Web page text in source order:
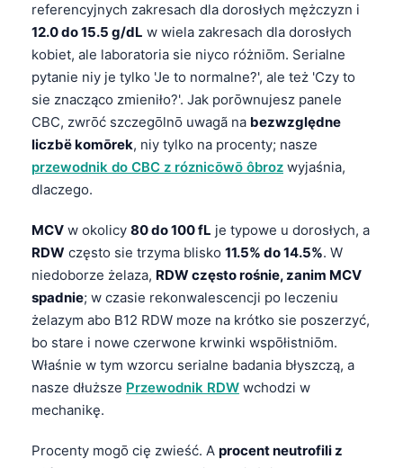
referencyjnych zakresach dla dorosłych mężczyzn i
12.0 do 15.5 g/dL w wiela zakresach dla dorosłych
kobiet, ale laboratoria sie niyco różniōm. Serialne
pytanie niy je tylko 'Je to normalne?', ale też 'Czy to
sie znacząco zmieniło?'. Jak porōwnujesz panele
CBC, zwrōć szczegōlnō uwagã na bezwzględne
liczbë komōrek, niy tylko na procenty; nasze
przewodnik do CBC z róznicōwō ôbroz wyjaśnia,
dlaczego.
MCV w okolicy 80 do 100 fL je typowe u dorosłych, a
RDW często sie trzyma blisko 11.5% do 14.5%. W
niedoborze żelaza, RDW często rośnie, zanim MCV
spadnie; w czasie rekonwalescencji po leczeniu
żelazym abo B12 RDW moze na krótko sie poszerzyć,
bo stare i nowe czerwone krwinki wspōłistniōm.
Właśnie w tym wzorcu serialne badania błyszczą, a
nasze dłuższe Przewodnik RDW wchodzi w
mechanikę.
Procenty mogō cię zwieść. A procent neutrofili z